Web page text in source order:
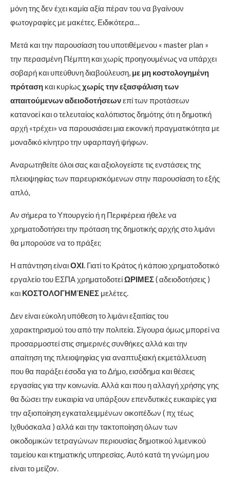
μόνη της δεν έχει καμία αξία πέραν του να βγαίνουν
φωτογραφίες με μακέτες. Ειδικότερα…
Μετά και την παρουσίαση του υποτιθέμενου « master plan »
την περασμένη Πέμπτη και χωρίς προηγουμένως να υπάρχει
σοβαρή και υπεύθυνη διαβούλευση, με μη κοστολογημένη
πρόταση και κυρίωςχωρίς την εξασφάλιση των
απαιτούμενων αδειοδοτήσεωνεπί των προτάσεων
κατανοεί και ο τελευταίος καλόπιστος δημότης ότι η δημοτική
αρχή «τρέχει» να παρουσιάσει μια εικονική πραγματικότητα με
μοναδικό κίνητρο την υφαρπαγή ψήφων.
Αναρωτηθείτε όλοι σας και αξιολογείστε τις ενστάσεις της
πλειοψηφίας των παρευρισκόμενων στην παρουσίαση το εξής
απλό,
Αν σήμερα το Υπουργείο ή η Περιφέρεια ήθελε να
χρηματοδοτήσει την πρόταση της δημοτικής αρχής στο λιμάνι
θα μπορούσε να το πράξει;
Η απάντηση είναιΟΧΙ. Γιατί το Κράτος ή κάποιο χρηματοδοτικό
εργαλείο του ΕΣΠΑ χρηματοδοτείΩΡΙΜΕΣ( αδειοδοτήσεις )
και ΚΟΣΤΟΛΟΓΗΜΈΝΕΣ μελέτες.
Δεν είναι εύκολη υπόθεση το λιμάνι εξαιτίας του
χαρακτηρισμού του από την πολιτεία. Σίγουρα όμως μπορεί να
προσαρμοστεί στις σημερινές συνθήκες αλλά και την
απαίτηση της πλειοψηφίας για αναπτυξιακή εκμετάλλευση
που θα παράξει έσοδα για το Δήμο, εισόδημα και θέσεις
εργασίας για την κοινωνία. Αλλά και που η αλλαγή χρήσης γης
θα δώσει την ευκαιρία να υπάρξουν επενδυτικές ευκαιρίες για
την αξιοποίηση εγκαταλειμμένων οικοπέδων ( πχ τέως
Ιχθυόσκαλα ) αλλά και την τακτοποίηση όλων των
οικοδομικών τετραγώνων περιουσίας δημοτικού λιμενικού
ταμείου και κτηματικής υπηρεσίας. Αυτό κατά τη γνώμη μου
είναι το μείζον.